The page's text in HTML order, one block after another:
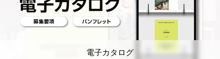
電子カタログ